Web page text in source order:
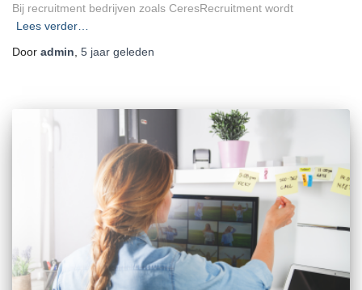
Bij recruitment bedrijven zoals CeresRecruitment wordt
Lees verder…
Door admin 5 jaar geleden